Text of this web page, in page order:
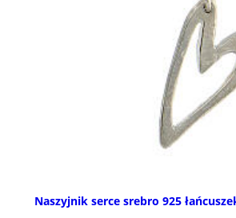
Naszyjnik serce srebro 925